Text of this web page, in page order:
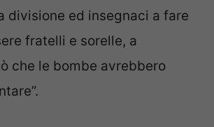
divisione ed insegnaci a fare
fratelli e sorelle, a
che le bombe avrebbero